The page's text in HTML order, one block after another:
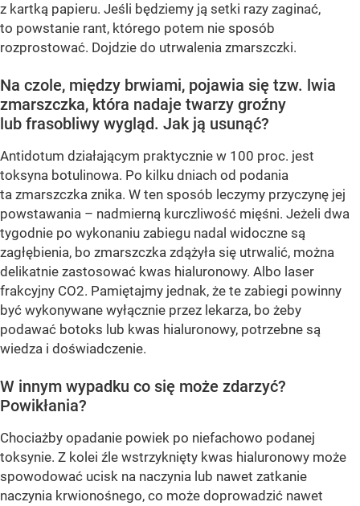
z kartką papieru. Jeśli będziemy ją setki razy zaginać,
to powstanie rant, którego potem nie sposób
rozprostować. Dojdzie do utrwalenia zmarszczki.
Na czole, między brwiami, pojawia się tzw. lwia
zmarszczka, która nadaje twarzy groźny
lub frasobliwy wygląd. Jak ją usunąć?
Antidotum działającym praktycznie w 100 proc. jest
toksyna botulinowa. Po kilku dniach od podania
ta zmarszczka znika. W ten sposób leczymy przyczynę jej
powstawania – nadmierną kurczliwość mięśni. Jeżeli dwa
tygodnie po wykonaniu zabiegu nadal widoczne są
zagłębienia, bo zmarszczka zdążyła się utrwalić, można
delikatnie zastosować kwas hialuronowy. Albo laser
frakcyjny CO2. Pamiętajmy jednak, że te zabiegi powinny
być wykonywane wyłącznie przez lekarza, bo żeby
podawać botoks lub kwas hialuronowy, potrzebne są
wiedza i doświadczenie.
W innym wypadku co się może zdarzyć?
Powikłania?
Chociażby opadanie powiek po niefachowo podanej
toksynie. Z kolei źle wstrzyknięty kwas hialuronowy może
spowodować ucisk na naczynia lub nawet zatkanie
naczynia krwionośnego, co może doprowadzić nawet